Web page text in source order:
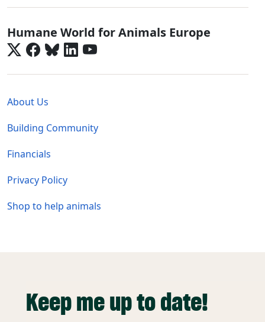
Europe - Social Menu
Humane World for Animals Europe
About Us
Building Community
Financials
Privacy Policy
Shop to help animals